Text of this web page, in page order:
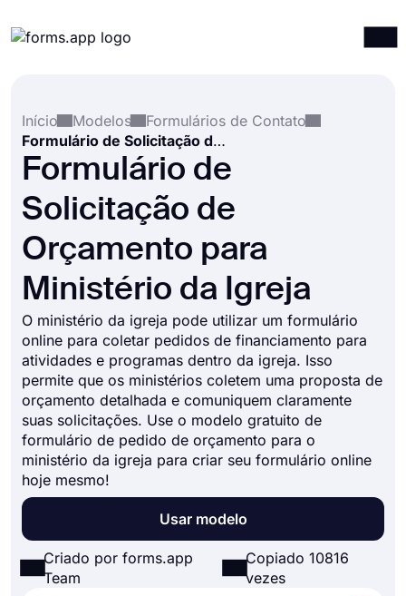
Integrações
Modelos
Recursos
Início
Modelos
Formulários de Contato
Formulário de Solicitação de Orçamento para Ministério da Igreja
Formulário de
Solicitação de
Orçamento para
Ministério da Igreja
O ministério da igreja pode utilizar um formulário
online para coletar pedidos de financiamento para
atividades e programas dentro da igreja. Isso
permite que os ministérios coletem uma proposta de
orçamento detalhada e comuniquem claramente
suas solicitações. Use o modelo gratuito de
formulário de pedido de orçamento para o
ministério da igreja para criar seu formulário online
hoje mesmo!
Usar modelo
Criado por forms.app
Team
Copiado 10816
vezes